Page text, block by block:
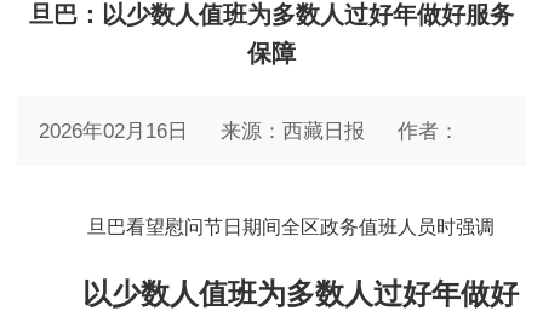
旦巴：以少数人值班为多数人过好年做好服务
保障
2026年02月16日 来源：西藏日报 作者：
旦巴看望慰问节日期间全区政务值班人员时强调
以少数人值班为多数人过好年做好